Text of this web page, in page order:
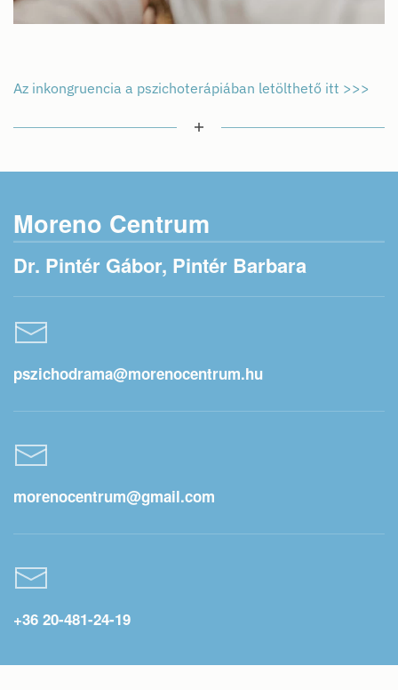
Az inkongruencia a pszichoterápiában letölthető itt >>>
Moreno Centrum
Dr. Pintér Gábor, Pintér Barbara
pszichodrama@morenocentrum.hu
morenocentrum@gmail.com
+36 20-481-24-19